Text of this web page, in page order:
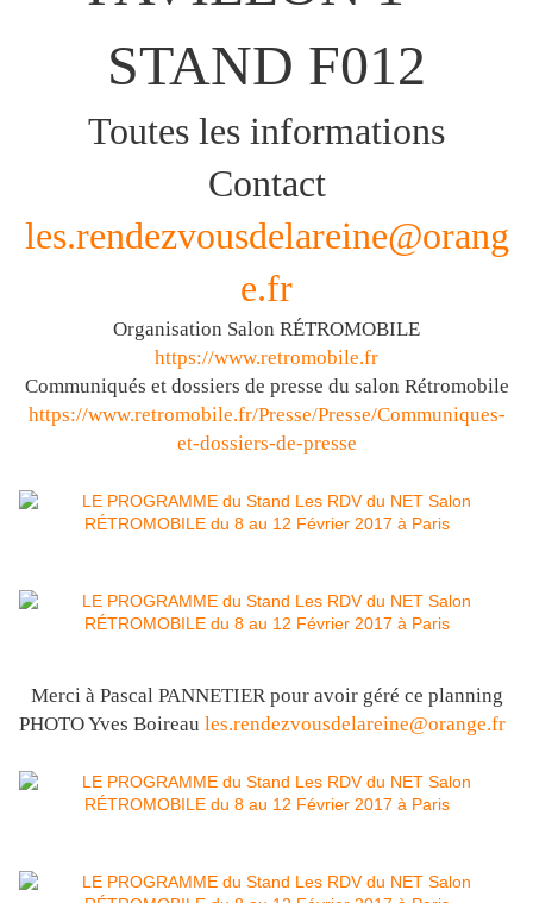
STAND F012
Toutes les informations
Contact
les.rendezvousdelareine@orang
e.fr
Organisation Salon RÉTROMOBILE
https://www.retromobile.fr
Communiqués et dossiers de presse du salon Rétromobile
https://www.retromobile.fr/Presse/Presse/Communiques-
et-dossiers-de-presse
Merci à Pascal PANNETIER pour avoir géré ce planning
PHOTO Yves Boireau les.rendezvousdelareine@orange.fr